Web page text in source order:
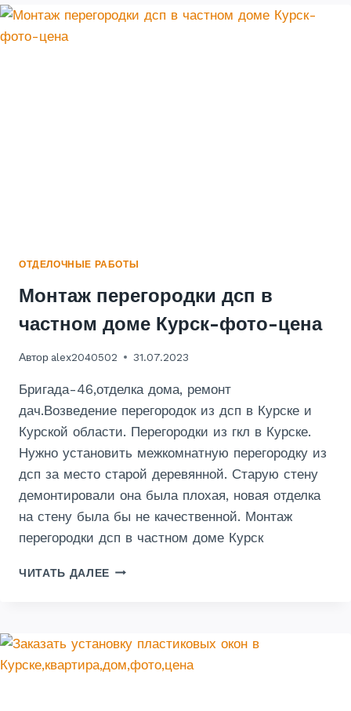
ОТДЕЛОЧНЫЕ РАБОТЫ
Монтаж перегородки дсп в
частном доме Курск-фото-цена
Автор alex2040502 31.07.2023
Бригада-46,отделка дома, ремонт
дач.Возведение перегородок из дсп в Курске и
Курской области. Перегородки из гкл в Курске.
Нужно установить межкомнатную перегородку из
дсп за место старой деревянной. Старую стену
демонтировали она была плохая, новая отделка
на стену была бы не качественной. Монтаж
перегородки дсп в частном доме Курск
ЧИТАТЬ ДАЛЕЕ МОНТАЖ
ДОМЕ КУРСК-
ФОТО-